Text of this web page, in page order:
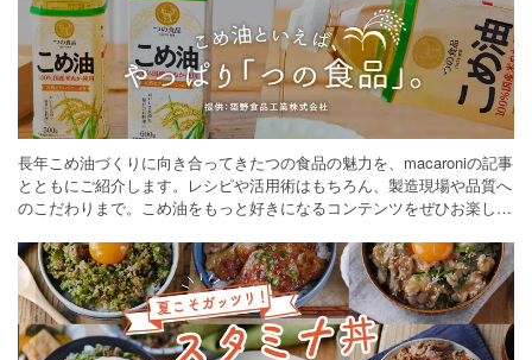
長年こめ油づくりに向き合ってきたつの食品の魅力を、macaroniの記事
とともにご紹介します。レシピや活用術はもちろん、製造現場や品質へ
のこだわりまで。こめ油をもっと好きになるコンテンツをぜひお楽しみ